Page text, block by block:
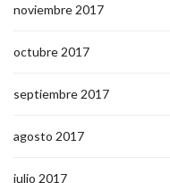
noviembre 2017
octubre 2017
septiembre 2017
agosto 2017
julio 2017